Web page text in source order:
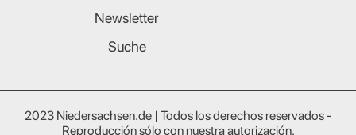
Newsletter
Suche
2023 Niedersachsen.de | Todos los derechos reservados -
Reproducción sólo con nuestra autorización.